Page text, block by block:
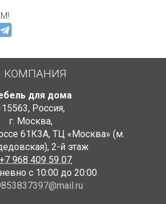
КОМПАНИЯ
для дома
, Россия,
г. Москва,
61К3А, ТЦ «Москва» (м.
, 2-й этаж
+7 968 409 59 07
с 10:00 до 20:00